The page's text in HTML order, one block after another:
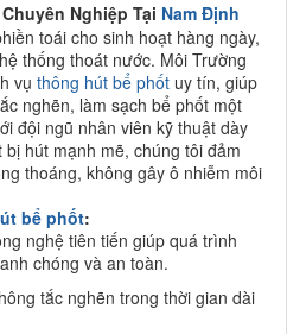
Chuyên Nghiệp Tại Nam Định
toái cho sinh hoạt hàng ngày,
thống thoát nước. Môi Trường
vụ thông hút bể phốt uy tín, giúp
nghẽn, làm sạch bể phốt một
đội ngũ nhân viên kỹ thuật dày
hút mạnh mẽ, chúng tôi đảm
thoáng, không gây ô nhiễm môi
bể phốt:
nghệ tiên tiến giúp quá trình
chóng và an toàn.
tắc nghẽn trong thời gian dài